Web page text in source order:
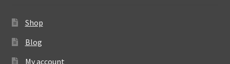
Shop
Blog
My account